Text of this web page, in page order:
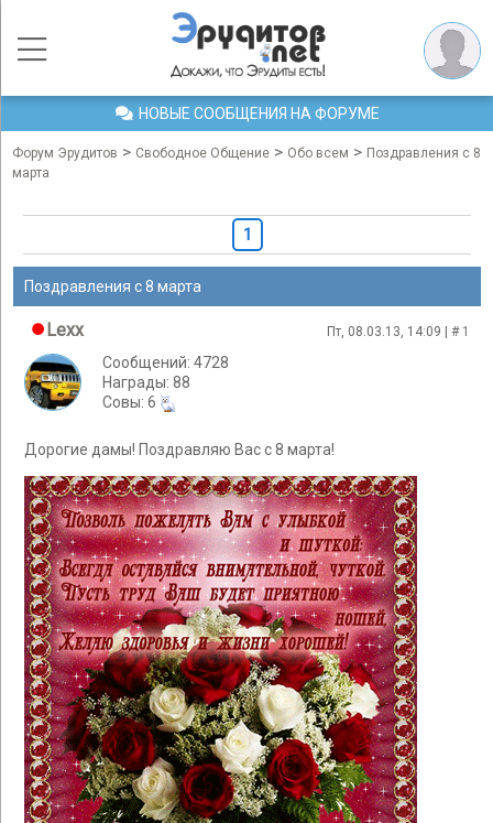
НОВЫЕ СООБЩЕНИЯ НА ФОРУМЕ
Форум Эрудитов > Свободное Общение > Обо всем > Поздравления с 8
марта
1
Поздравления с 8 марта
Lexx Пт, 08.03.13, 14:09 | # 1
Сообщений: 4728
Награды: 88
Cовы: 6
Дорогие дамы! Поздравляю Вас с 8 марта!